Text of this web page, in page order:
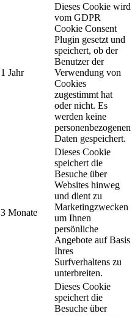
1 Jahr
Dieses Cookie wird
vom GDPR
Cookie Consent
Plugin gesetzt und
speichert, ob der
Benutzer der
Verwendung von
Cookies
zugestimmt hat
oder nicht. Es
werden keine
personenbezogenen
Daten gespeichert.
3 Monate
Dieses Cookie
speichert die
Besuche über
Websites hinweg
und dient zu
Marketingzwecken
um Ihnen
persönliche
Angebote auf Basis
Ihres
Surfverhaltens zu
unterbreiten.
Dieses Cookie
speichert die
Besuche über